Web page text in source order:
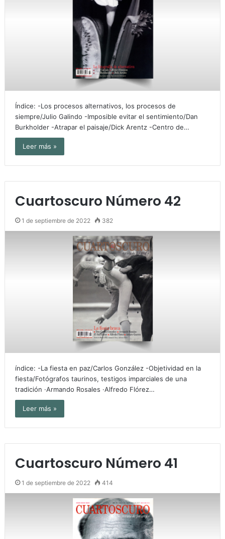
Índice: -Los procesos alternativos, los procesos de
siempre/Julio Galindo -Imposible evitar el sentimiento/Dan
Burkholder -Atrapar el paisaje/Dick Arentz -Centro de…
Leer más »
Cuartoscuro Número 42
1 de septiembre de 2022 382
índice: -La fiesta en paz/Carlos González -Objetividad en la
fiesta/Fotógrafos taurinos, testigos imparciales de una
tradición ·Armando Rosales ·Alfredo Flórez…
Leer más »
Cuartoscuro Número 41
1 de septiembre de 2022 414